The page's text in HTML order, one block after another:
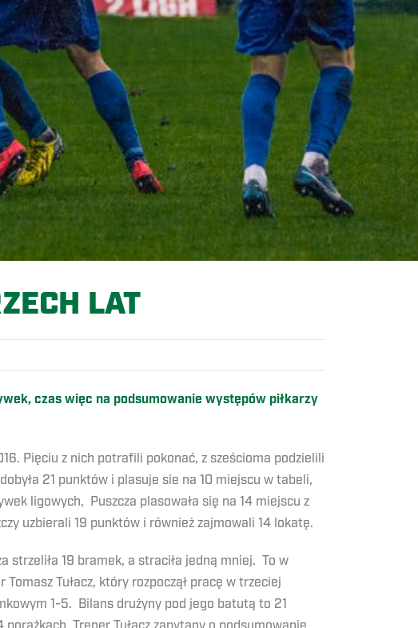
LAT
czas więc na podsumowanie występów piłkarzy
Pięciu z nich potrafili pokonać, z sześcioma podzielili
21 punktów i plasuje sie na 10 miejscu w tabeli,
ligowych, Puszcza plasowała się na 14 miejscu z
uzbierali 19 punktów i również zajmowali 14 lokatę.
strzeliła 19 bramek, a straciła jedną mniej. To w
Tułacz, który rozpoczął pracę w trzeciej
1-5. Bilans drużyny pod jego batutą to 21